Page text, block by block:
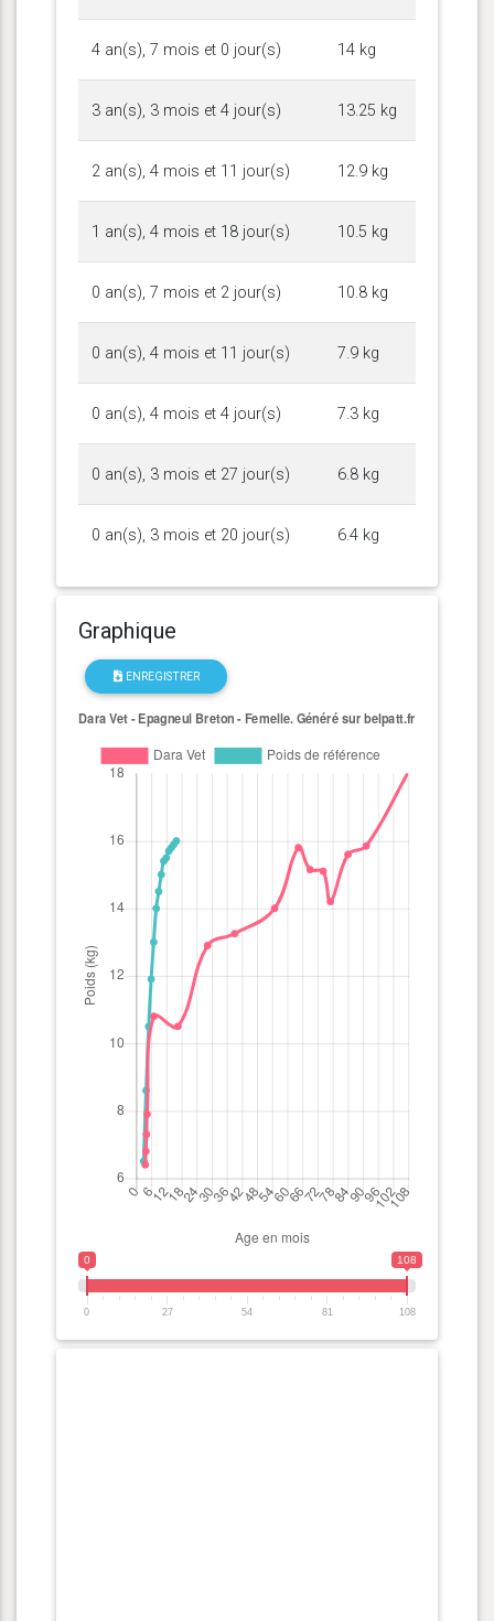
4 an(s), 7 mois et 0 jour(s) 14 kg
3 an(s), 3 mois et 4 jour(s) 13.25 kg
2 an(s), 4 mois et 11 jour(s) 12.9 kg
1 an(s), 4 mois et 18 jour(s) 10.5 kg
0 an(s), 7 mois et 2 jour(s) 10.8 kg
0 an(s), 4 mois et 11 jour(s) 7.9 kg
0 an(s), 4 mois et 4 jour(s) 7.3 kg
0 an(s), 3 mois et 27 jour(s) 6.8 kg
0 an(s), 3 mois et 20 jour(s) 6.4 kg
Graphique
ENREGISTRER
0 108
0 27 54 81 108